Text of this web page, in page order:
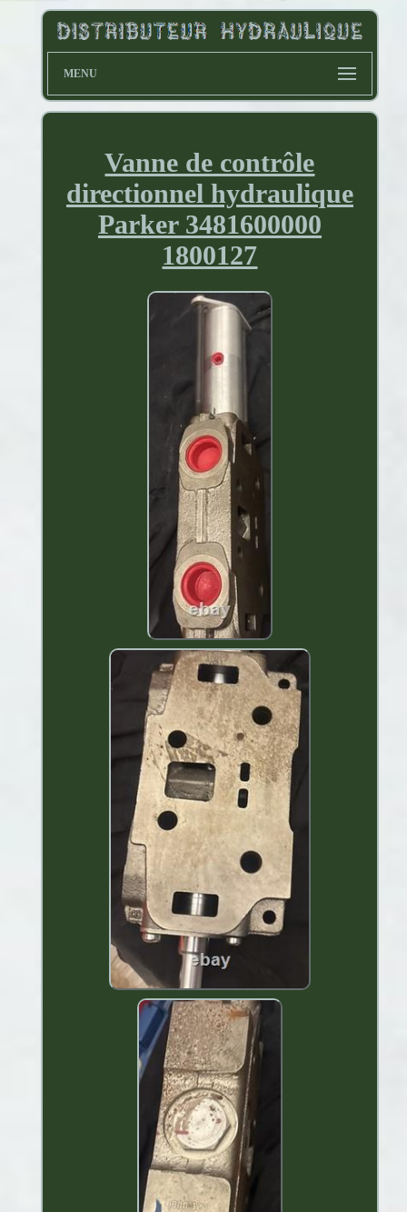
MENU
Vanne de contrôle
directionnel hydraulique
Parker 3481600000
1800127